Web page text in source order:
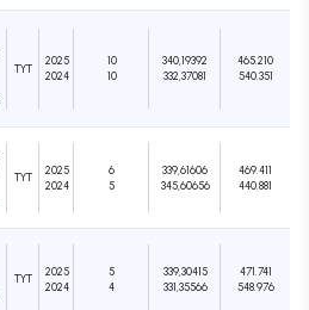
TYT
2025
2024
10
10
340,19392
332,37081
465.210
540.351
TYT
2025
2024
6
5
339,61606
345,60656
469.411
440.881
TYT
2025
2024
5
4
339,30415
331,35566
471.741
548.976